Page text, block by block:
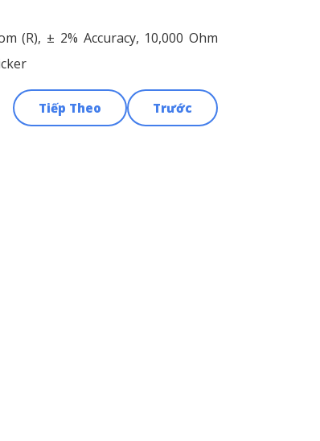
(R), ± 2% Accuracy, 10,000 Ohm
Trước
Tiếp Theo